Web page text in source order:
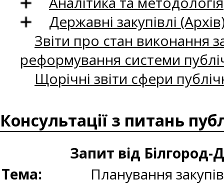
Державні закупівлі
Звіти про стан виконання
реформування системи
Щорічні звіти сфери
Консультації з питань
Запит від Білгород-
Тема:
Планування